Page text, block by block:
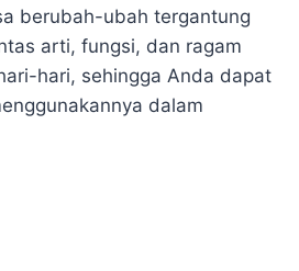
berubah-ubah tergantung
arti, fungsi, dan ragam
hari, sehingga Anda dapat
dalam